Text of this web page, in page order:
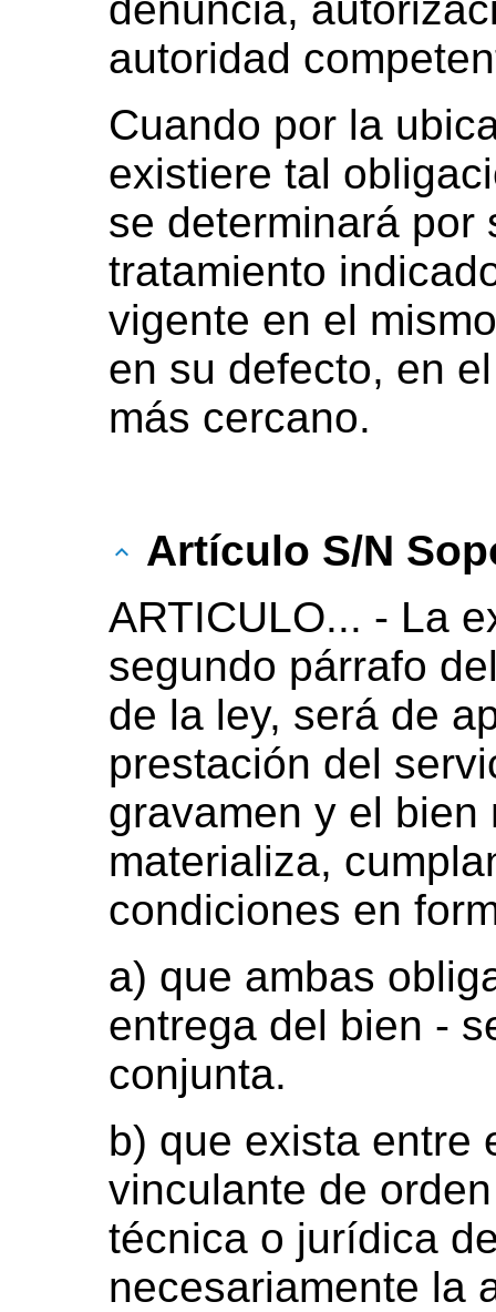
autoridad
Cuando por la
existiere tal
se determinará por
tratamiento
vigente en el
en su defecto, en
más cercano.
Artículo S/N
ARTICULO... - La
segundo párrafo
de la ley, será de
prestación del
gravamen y el
materializa,
condiciones en
a) que ambas
entrega del bien -
conjunta.
b) que exista entre
vinculante de
técnica o jurídica
necesariamente la